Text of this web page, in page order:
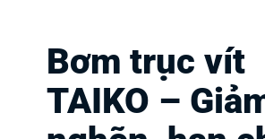
Bơm trục vít
TAIKO –